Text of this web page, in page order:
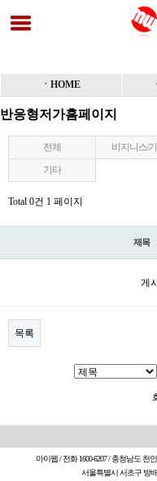
ㆍHOME
반응형저가홈페이지
전체 비지니스/
기타
Total 0건 1 페이지
제목
게
목록
마이웹 / 전화 1600-6207 / 충청남도 천
서울특별시 서초구 방